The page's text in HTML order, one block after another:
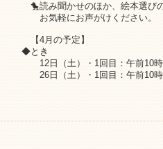
🐤読み聞かせのほか、絵本選び
お気軽にお声がけください。
【4月の予定】
◆とき
12日（土）・1回目：午前10時
26日（土）・1回目：午前10時